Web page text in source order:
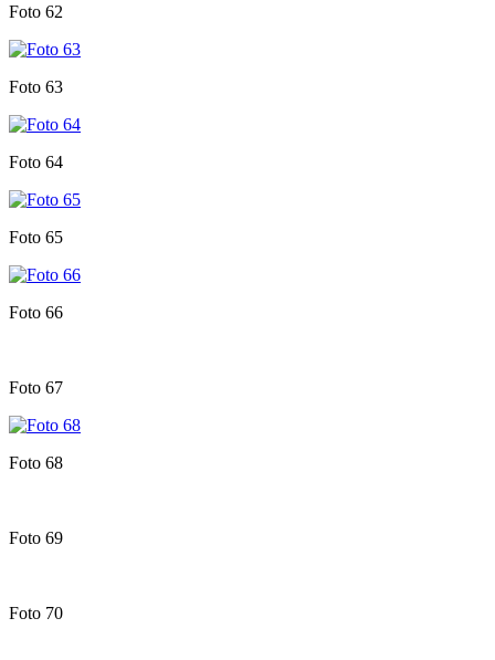
Foto 62
Foto 63
Foto 64
Foto 65
Foto 66
Foto 67
Foto 68
Foto 69
Foto 70